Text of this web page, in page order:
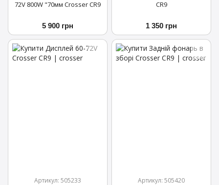
72V 800W "70мм Crosser CR9
5 900 грн
CR9
1 350 грн
Артикул: 505233 Артикул: 505420